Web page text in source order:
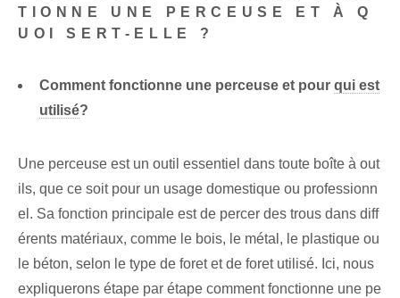
TIONNE UNE PERCEUSE ET À Q
UOI SERT-ELLE ?
Comment fonctionne une perceuse et⁤ pour⁤ qui est
utilisé?
Une perceuse est un outil essentiel dans toute boîte à out
ils, que ce soit pour un usage domestique ou professionn
el. Sa fonction principale est de percer des trous dans diff
érents matériaux, comme le bois, le métal, le plastique ou
le béton, selon le type de foret et de foret utilisé. Ici, nous
expliquerons étape par étape comment fonctionne une pe